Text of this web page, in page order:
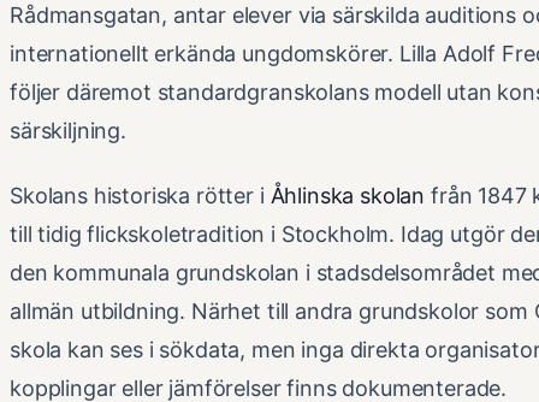
Rådmansgatan, antar elever via särskilda auditions
internationellt erkända ungdomskörer. Lilla Adolf
följer däremot standardgranskolans modell utan
särskiljning.
Skolans historiska rötter i Åhlinska skolan från 1847
till tidig flickskoletradition i Stockholm. Idag utgör
den kommunala grundskolan i stadsdelsområdet
allmän utbildning. Närhet till andra grundskolor som
skola kan ses i sökdata, men inga direkta
kopplingar eller jämförelser finns dokumenterade.